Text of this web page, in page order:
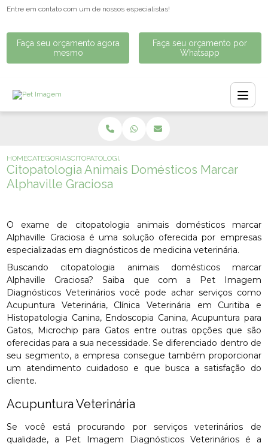
Entre em contato com um de nossos especialistas!
Faça seu orçamento agora
mesmo
Faça seu orçamento por
Whatsapp
HOMECATEGORIASCITOPATOLOGIA ANIMAIS DOMÉSTICOS MARCAR
Citopatologia Animais Domésticos Marcar
Alphaville Graciosa
O exame de citopatologia animais domésticos marcar
Alphaville Graciosa é uma solução oferecida por empresas
especializadas em diagnósticos de medicina veterinária.
Buscando citopatologia animais domésticos marcar
Alphaville Graciosa? Saiba que com a Pet Imagem
Diagnósticos Veterinários você pode achar serviços como
Acupuntura Veterinária, Clínica Veterinária em Curitiba e
Histopatologia Canina, Endoscopia Canina, Acupuntura para
Gatos, Microchip para Gatos entre outras opções que são
oferecidas para a sua necessidade. Se diferenciado dentro de
seu segmento, a empresa consegue também proporcionar
um atendimento cuidadoso e que busca a satisfação do
cliente.
Acupuntura Veterinária
Se você está procurando por serviços veterinários de
qualidade, a Pet Imagem Diagnósticos Veterinários é a